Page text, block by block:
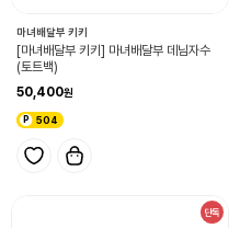
마녀배달부 키키
[마녀배달부 키키] 마녀배달부 데님자수
(토트백)
50,400
504
단독